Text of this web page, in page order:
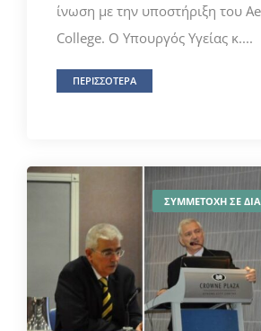
ίνωση με την υποστήριξη του
College. Ο Υπουργός Υγείας κ....
ΠΕΡΙΣΣΟΤΕΡΑ
ΣΥΜΜΕΤΟΧΗ ΣΕ